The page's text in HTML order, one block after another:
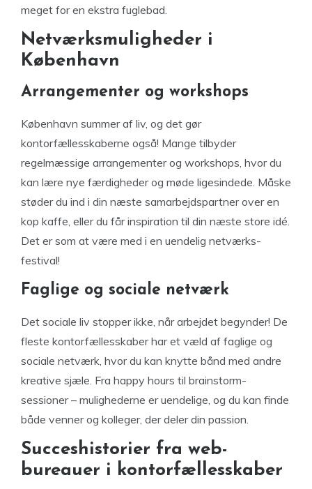
meget for en ekstra fuglebad.
Netværksmuligheder i
København
Arrangementer og workshops
København summer af liv, og det gør
kontorfællesskaberne også! Mange tilbyder
regelmæssige arrangementer og workshops, hvor du
kan lære nye færdigheder og møde ligesindede. Måske
støder du ind i din næste samarbejdspartner over en
kop kaffe, eller du får inspiration til din næste store idé.
Det er som at være med i en uendelig netværks-
festival!
Faglige og sociale netværk
Det sociale liv stopper ikke, når arbejdet begynder! De
fleste kontorfællesskaber har et væld af faglige og
sociale netværk, hvor du kan knytte bånd med andre
kreative sjæle. Fra happy hours til brainstorm-
sessioner – mulighederne er uendelige, og du kan finde
både venner og kolleger, der deler din passion.
Succeshistorier fra web-
bureauer i kontorfællesskaber